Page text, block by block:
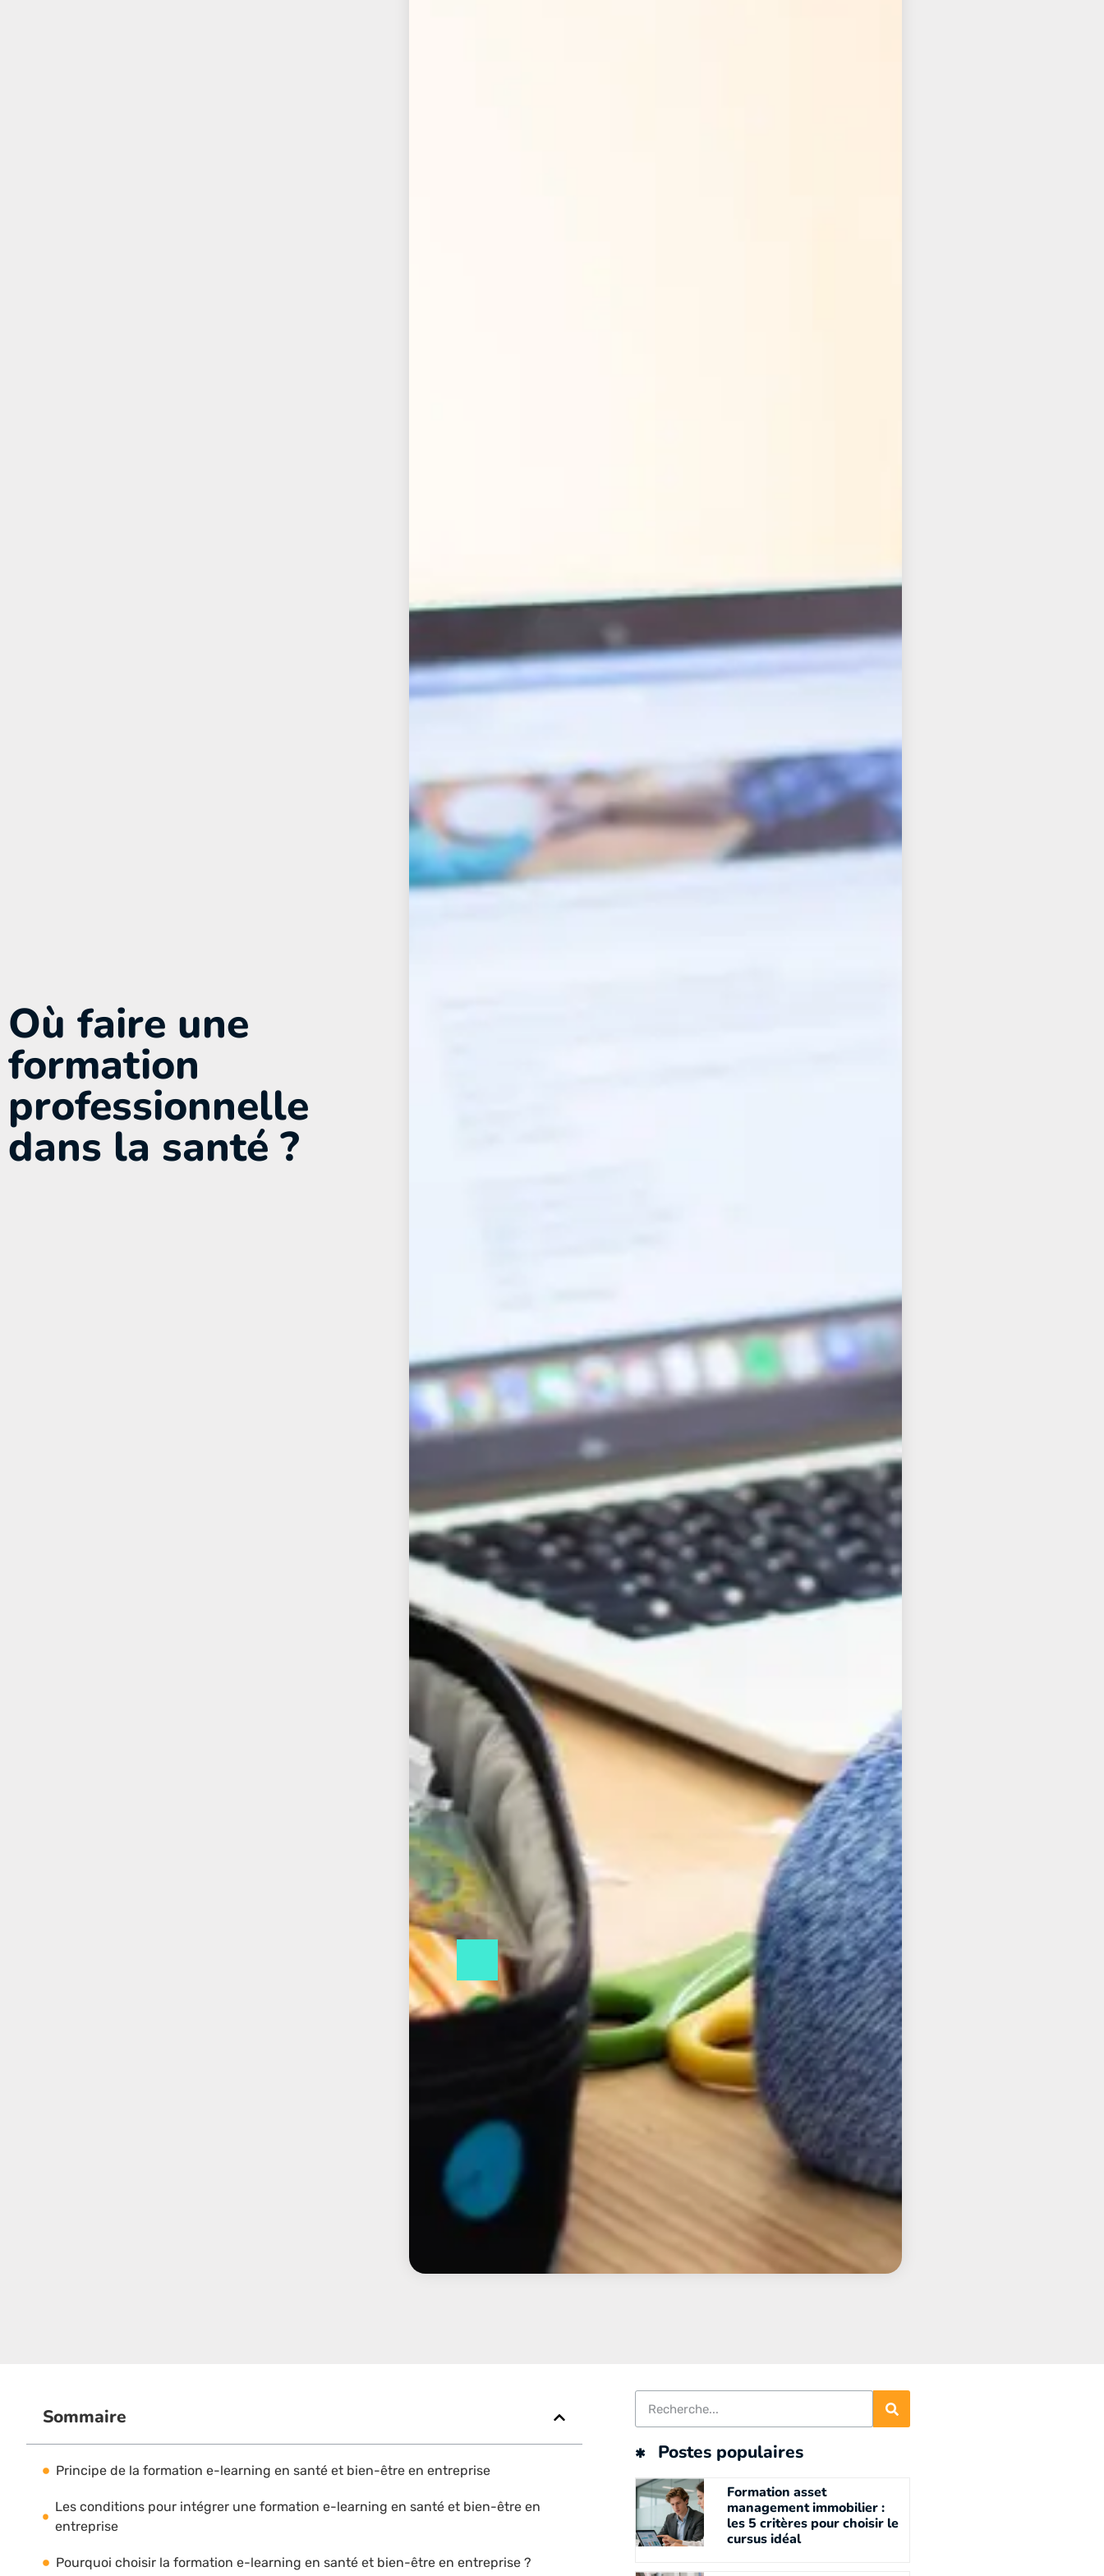
Où faire une
formation
professionnelle
dans la santé ?
Sommaire
Principe de la formation e-learning en santé et bien-être en entreprise
Les conditions pour intégrer une formation e-learning en santé et bien-être en
entreprise
Pourquoi choisir la formation e-learning en santé et bien-être en entreprise ?
Postes populaires
Formation asset
management immobilier :
les 5 critères pour choisir le
cursus idéal